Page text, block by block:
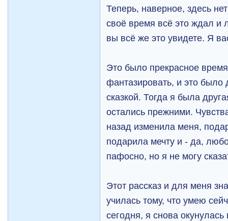
Теперь, наверное, здесь
своё время всё это ждал
вы всё же это увидете. Я
Это было прекрасное
фантазировать, и это
сказкой. Тогда я была
остались прежними.
назад изменила меня,
подарила мечту и - да,
пафосно, но я не могу
Этот рассказ и для меня
училась тому, что умею
сегодня, я снова